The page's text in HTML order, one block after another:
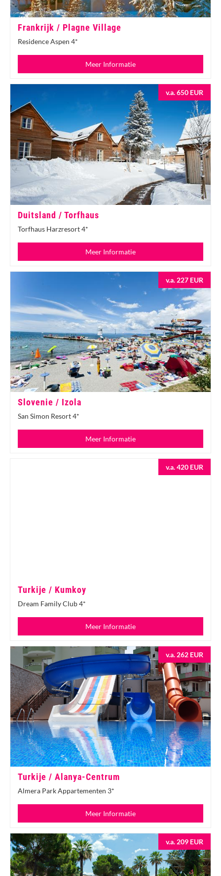
Frankrijk / Plagne Village
Residence Aspen 4*
Meer Informatie
v.a. 650 EUR
Duitsland / Torfhaus
Torfhaus Harzresort 4*
Meer Informatie
v.a. 227 EUR
Slovenie / Izola
San Simon Resort 4*
Meer Informatie
v.a. 420 EUR
Turkije / Kumkoy
Dream Family Club 4*
Meer Informatie
v.a. 262 EUR
Turkije / Alanya-Centrum
Almera Park Appartementen 3*
Meer Informatie
v.a. 209 EUR